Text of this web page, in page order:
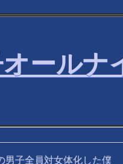
ール
子全員対女体化した僕